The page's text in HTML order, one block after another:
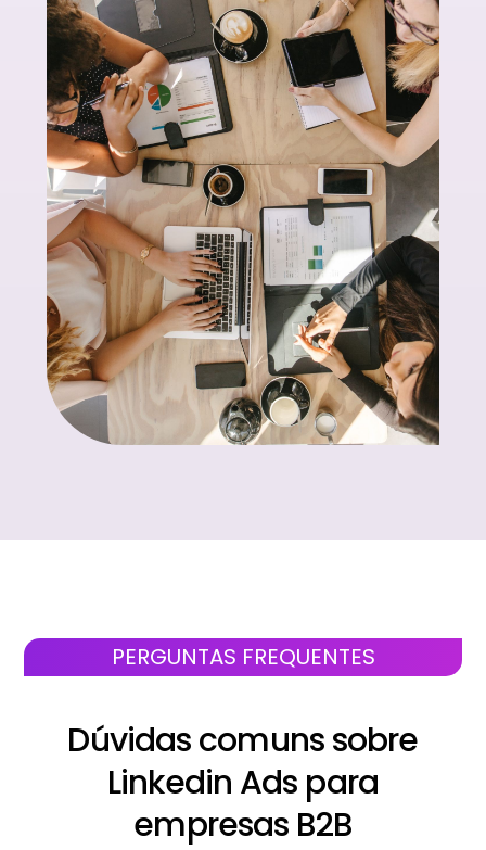
PERGUNTAS FREQUENTES
Dúvidas comuns sobre
Linkedin Ads para
empresas B2B